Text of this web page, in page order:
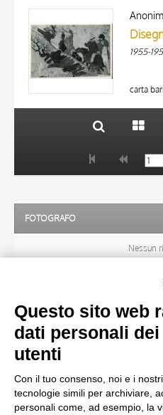
1955-
carta
FOTOGRAFO
Nessun
TITOLO
MATERIA E TECNICA
Questo sito web
dati personali
utenti
Con il tuo consenso, noi e i
tecnologie simili per archiviare,
personali come, ad esempio, la